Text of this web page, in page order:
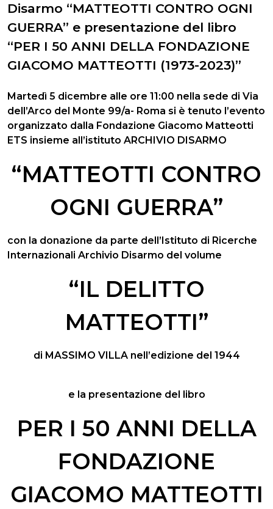
Disarmo “MATTEOTTI CONTRO OGNI
GUERRA” e presentazione del libro
“PER I 50 ANNI DELLA FONDAZIONE
GIACOMO MATTEOTTI (1973-2023)”
Martedì 5 dicembre alle ore 11:00 nella sede di Via
dell’Arco del Monte 99/a- Roma si è tenuto l’evento
organizzato dalla Fondazione Giacomo Matteotti
ETS insieme all’istituto ARCHIVIO DISARMO
“MATTEOTTI CONTRO
OGNI GUERRA”
con la donazione da parte dell’Istituto di Ricerche
Internazionali Archivio Disarmo del volume
“IL DELITTO
MATTEOTTI”
di MASSIMO VILLA nell’edizione del 1944
e la presentazione del libro
PER I 50 ANNI DELLA
FONDAZIONE
GIACOMO MATTEOTTI